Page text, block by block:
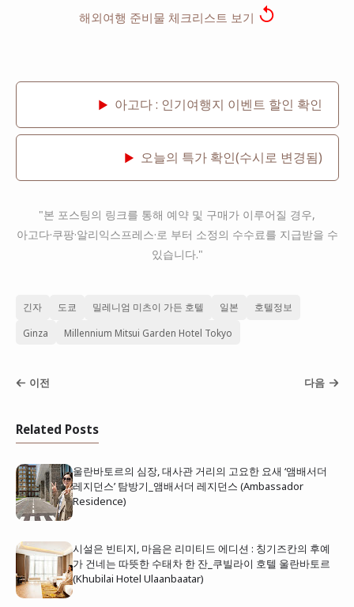
해외여행 준비물 체크리스트 보기 ↺
▶ 아고다 : 인기여행지 이벤트 할인 확인
▶ 오늘의 특가 확인(수시로 변경됨)
"본 포스팅의 링크를 통해 예약 및 구매가 이루어질 경우,
아고다·쿠팡·알리익스프레스·로 부터 소정의 수수료를 지급받을 수
있습니다."
긴자 도쿄 밀레니엄 미츠이 가든 호텔 일본 호텔정보
Ginza Millennium Mitsui Garden Hotel Tokyo
이전 다음
Related Posts
울란바토르의 심장, 대사관 거리의 고요한 요새 ‘앰배서더
레지던스’ 탐방기_앰배서더 레지던스 (Ambassador
Residence)
시설은 빈티지, 마음은 리미티드 에디션 : 칭기즈칸의 후예
가 건네는 따뜻한 수태차 한 잔_쿠빌라이 호텔 울란바토르
(Khubilai Hotel Ulaanbaatar)